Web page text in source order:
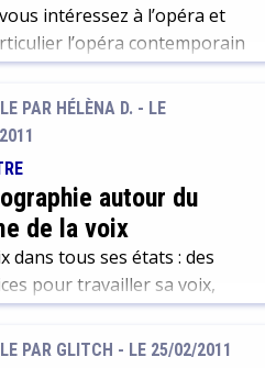
intéressez à l’opéra et
l’opéra contemporain
vous proposons une
de documents et d’outils
permettront d’accéder à
l’information que vous
:
PAR HÉLÈNA D. - LE
autour du
de la voix
dans tous ses états : des
pour travailler sa voix,
sur la voix, des livres
et des voix de
PAR GLITCH - LE 25/02/2011